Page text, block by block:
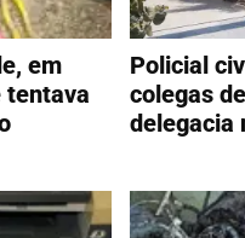
em
tentava
Policial
colegas
delegacia